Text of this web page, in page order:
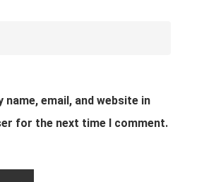
name, email, and website in
for the next time I comment.